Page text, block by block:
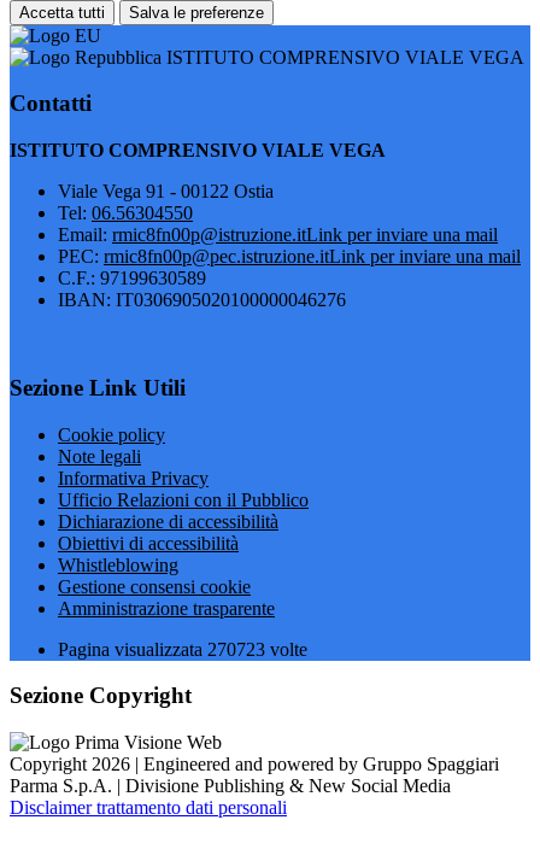
Accetta tutti Salva le preferenze
ISTITUTO COMPRENSIVO VIALE VEGA
Contatti
ISTITUTO COMPRENSIVO VIALE VEGA
Viale Vega 91 - 00122 Ostia
Tel: 06.56304550
Email: rmic8fn00p@istruzione.itLink per inviare una mail
PEC: rmic8fn00p@pec.istruzione.itLink per inviare una mail
C.F.: 97199630589
IBAN: IT0306905020100000046276
Sezione Link Utili
Cookie policy
Note legali
Informativa Privacy
Ufficio Relazioni con il Pubblico
Dichiarazione di accessibilità
Obiettivi di accessibilità
Whistleblowing
Gestione consensi cookie
Amministrazione trasparente
Pagina visualizzata 270723 volte
Sezione Copyright
Copyright 2026 | Engineered and powered by Gruppo Spaggiari
Parma S.p.A. | Divisione Publishing & New Social Media
Disclaimer trattamento dati personali